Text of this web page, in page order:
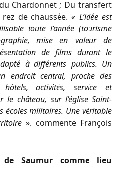
Chardonnet ; Du transfert
de chaussée.« L’idée est
toute l’année (tourisme
mise en valeur de
de films durant le
à différents publics. Un
endroit central, proche des
hôtels, activités, service et
le château, sur l’église Saint-
écoles militaires. Une véritable
», commente François
de Saumur comme lieu